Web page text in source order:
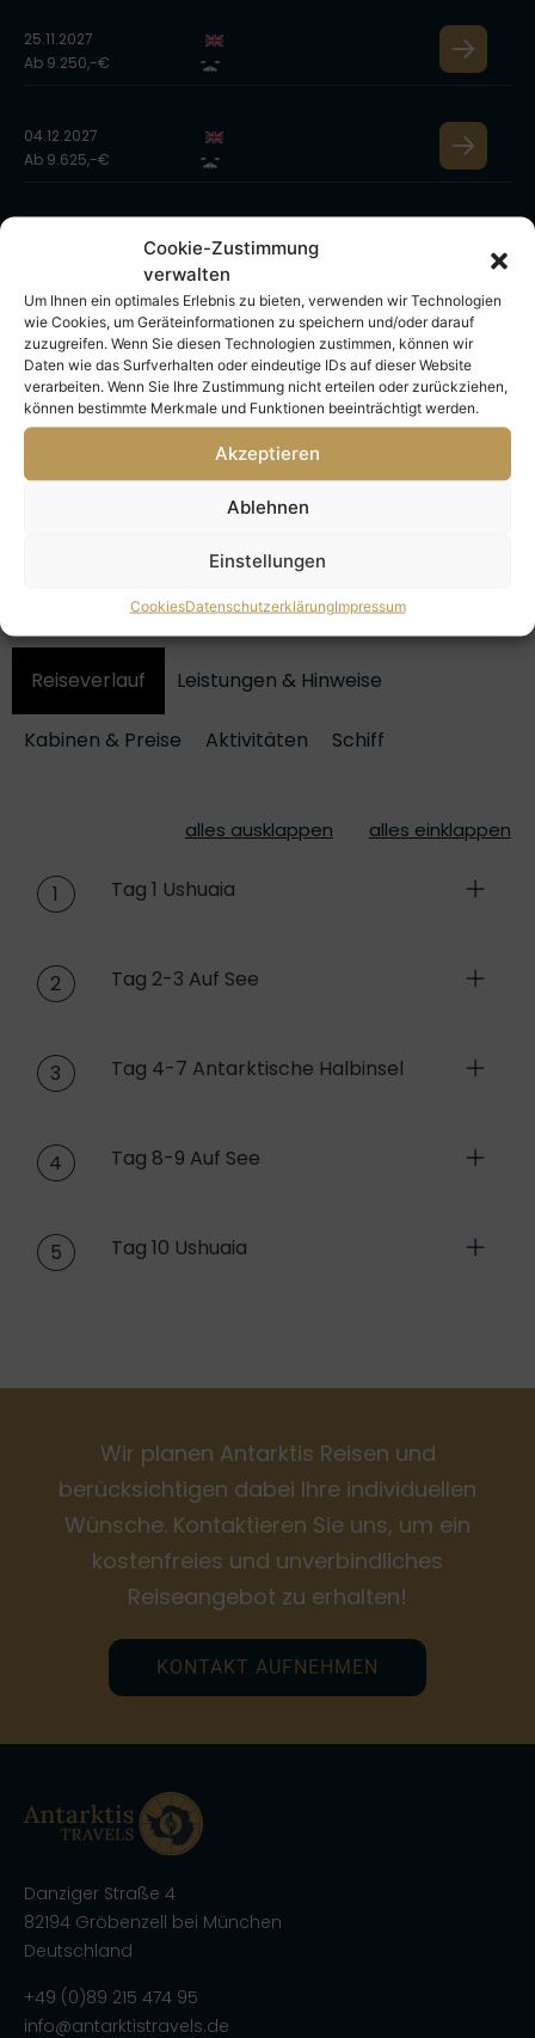
Cookie-Zustimmung
verwalten
Um Ihnen ein optimales Erlebnis zu bieten, verwenden wir Technologien
wie Cookies, um Geräteinformationen zu speichern und/oder darauf
zuzugreifen. Wenn Sie diesen Technologien zustimmen, können wir
Daten wie das Surfverhalten oder eindeutige IDs auf dieser Website
verarbeiten. Wenn Sie Ihre Zustimmung nicht erteilen oder zurückziehen,
können bestimmte Merkmale und Funktionen beeinträchtigt werden.
Akzeptieren
Ablehnen
Einstellungen
CookiesDatenschutzerklärungImpressum
25.11.2027
Ab 9.250,-€
04.12.2027
Ab 9.625,-€
25.02.2028
Ab 9.775,-€
05.03.2028
Reiseverlauf Leistungen & Hinweise
Kabinen & Preise Aktivitäten Schiff
alles ausklappen alles einklappen
1 Tag 1 Ushuaia
2 Tag 2-3 Auf See
3 Tag 4-7 Antarktische Halbinsel
4 Tag 8-9 Auf See
5 Tag 10 Ushuaia
Wir planen Antarktis Reisen und
berücksichtigen dabei Ihre individuellen
Wünsche. Kontaktieren Sie uns, um ein
kostenfreies und unverbindliches
Reiseangebot zu erhalten!
KONTAKT AUFNEHMEN
Danziger Straße 4
82194 Gröbenzell bei München
Deutschland
+49 (0)89 215 474 95
info@antarktistravels.de